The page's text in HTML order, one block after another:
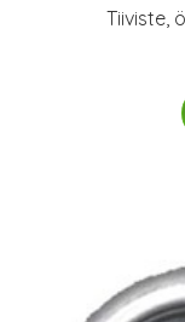
Tiiviste,